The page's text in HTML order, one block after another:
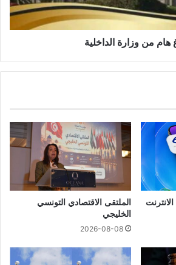
هام من وزارة الداخلية
الملتقى الاقتصادي التونسي
الخليجي
2026-08-08